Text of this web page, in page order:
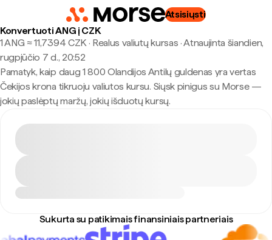
Atsisiųsti
Konvertuoti ANG į CZK
1 ANG ≈ 11,7394 CZK · Realus valiutų kursas ·Atnaujinta šiandien,
rugpjūčio 7 d., 20:52
Pamatyk, kaip daug 1 800 Olandijos Antilų guldenas yra vertas
Čekijos krona tikruoju valiutos kursu. Siųsk pinigus su Morse —
jokių paslėptų maržų, jokių išduotų kursų.
Sukurta su patikimais finansiniais partneriais